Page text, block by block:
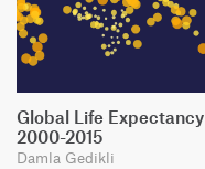
Global Life Expectancy
2000-2015
Damla Gedikli